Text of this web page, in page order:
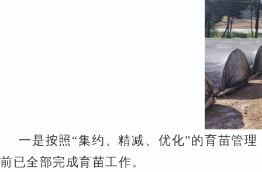
一是按照 “集约、精减、优化”的育苗管
前已全部完成育苗工作。